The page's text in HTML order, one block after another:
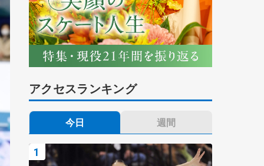
アクセスランキング
今日 週間